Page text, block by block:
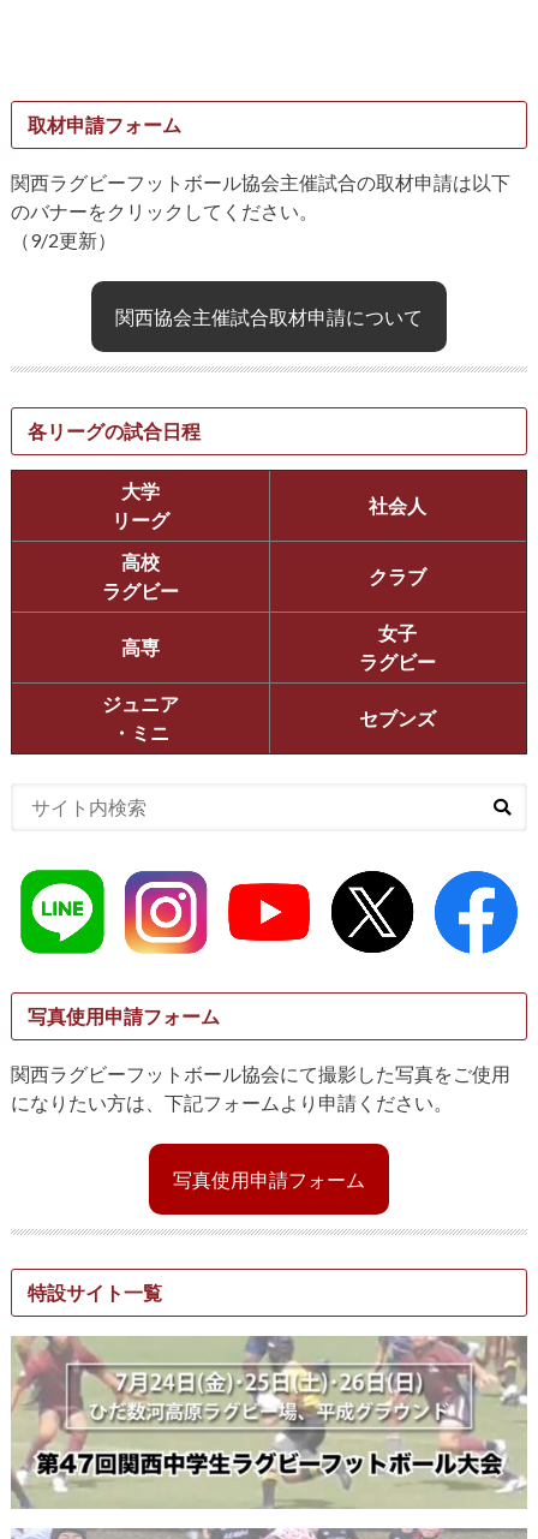
取材申請フォーム
関西ラグビーフットボール協会主催試合の取材申請は以下
のバナーをクリックしてください。
（9/2更新）
関西協会主催試合取材申請について
各リーグの試合日程
大学
リーグ
社会人
高校
ラグビー
クラブ
高専
女子
ラグビー
ジュニア
・ミニ
セブンズ
写真使用申請フォーム
関西ラグビーフットボール協会にて撮影した写真をご使用
になりたい方は、下記フォームより申請ください。
写真使用申請フォーム
特設サイト一覧